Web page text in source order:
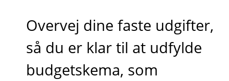
Overvej dine faste udgifter,
så du er klar til at udfylde
budgetskema, som